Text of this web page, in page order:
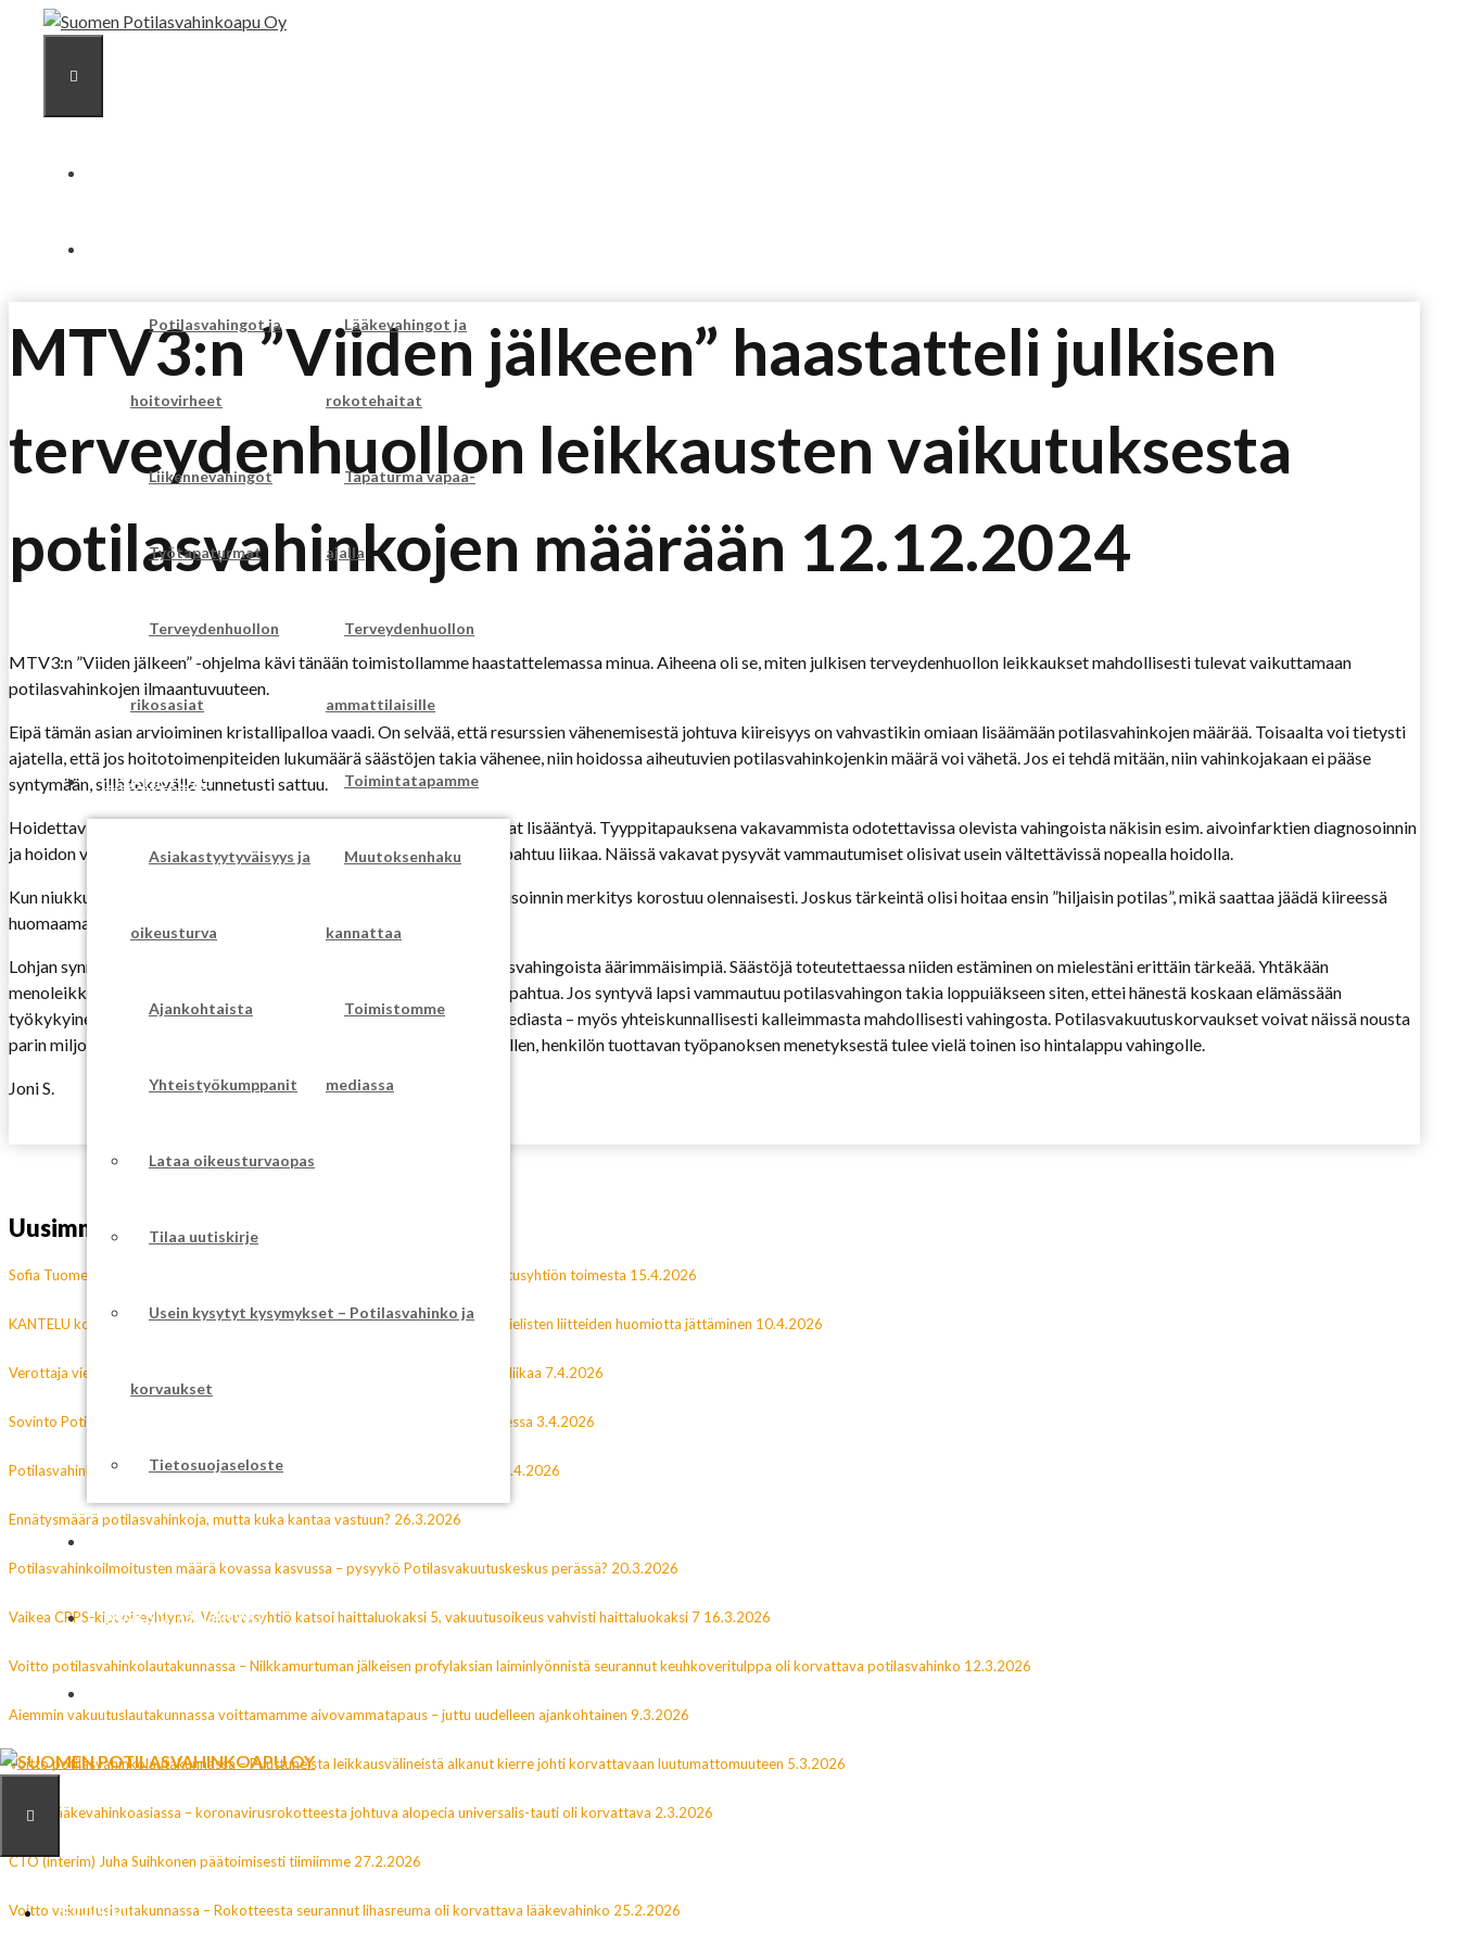
Siirry sisältöön
Potilasvahingot ja
hoitovirheet
Lääkevahingot ja
rokotehaitat
Liikennevahingot Tapaturma vapaa-
ajalla
Työtapaturmat
Terveydenhuollon
ammattilaisille
Terveydenhuollon
rikosasiat
Toimintatapamme
LISÄTIETOA
Asiakastyytyväisyys ja
oikeusturva
Muutoksenhaku
kannattaa
Ajankohtaista Toimistomme
mediassa
Yhteistyökumppanit
Lataa oikeusturvaopas
Tilaa uutiskirje
Usein kysytyt kysymykset – Potilasvahinko ja
korvaukset
Tietosuojaseloste
MAKSUTON ARVIO
ETUSIVU
MTV3:n ”Viiden jälkeen” haastatteli julkisen
terveydenhuollon leikkausten vaikutuksesta
potilasvahinkojen määrään 12.12.2024
MTV3:n ”Viiden jälkeen” -ohjelma kävi tänään toimistollamme haastattelemassa minua. Aiheena oli se, miten julkisen terveydenhuollon leikkaukset mahdollisesti tulevat vaikuttamaan
potilasvahinkojen ilmaantuvuuteen.
Eipä tämän asian arvioiminen kristallipalloa vaadi. On selvää, että resurssien vähenemisestä johtuva kiireisyys on vahvastikin omiaan lisäämään potilasvahinkojen määrää. Toisaalta voi tietysti
ajatella, että jos hoitotoimenpiteiden lukumäärä säästöjen takia vähenee, niin hoidossa aiheutuvien potilasvahinkojenkin määrä voi vähetä. Jos ei tehdä mitään, niin vahinkojakaan ei pääse
syntymään, sillä tekevälle tunnetusti sattuu.
Hoidettavien sairauksien diagnoosien viivästymistapaukset saattavat lisääntyä. Tyyppitapauksena vakavammista odotettavissa olevista vahingoista näkisin esim. aivoinfarktien diagnosoinnin
ja hoidon viivästymisestä johtuvat vahingot, joita nykyiselläänkin tapahtuu liikaa. Näissä vakavat pysyvät vammautumiset olisivat usein vältettävissä nopealla hoidolla.
Kun niukkuutta joudutaan jakamaan, potilaiden asianmukaisen priorisoinnin merkitys korostuu olennaisesti. Joskus tärkeintä olisi hoitaa ensin ”hiljaisin potilas”, mikä saattaa jäädä kiireessä
huomaamatta.
Lohjan synnytyssairaala suljettiin juuri. Synnytysvahingot ovat potilasvahingoista äärimmäisimpiä. Säästöjä toteutettaessa niiden estäminen on mielestäni erittäin tärkeää. Yhtäkään
menoleikkauksista johtuvaa ylimääräistä synnytysvahinkoa ei saa tapahtua. Jos syntyvä lapsi vammautuu potilasvahingon takia loppuiäkseen siten, ettei hänestä koskaan elämässään
työkykyinen, kyse on usein – paitsi äärimmäisestä inhimillisestä tragediasta – myös yhteiskunnallisesti kalleimmasta mahdollisesti vahingosta. Potilasvakuutuskorvaukset voivat näissä nousta
parin miljoonan euron luokkaan, ja lisäksi kansantaloudellisesti ajatellen, henkilön tuottavan työpanoksen menetyksestä tulee vielä toinen iso hintalappu vahingolle.
Joni S.
Uusimmat blogit
Sofia Tuomen tapaus järkyttävä esimerkki vammautuneen piinaamisesta vakuutusyhtiön toimesta 15.4.2026
KANTELU koskien LIIPOn liikennevahinko-osaston menettelytapoja, englanninkielisten liitteiden huomiotta jättäminen 10.4.2026
Verottaja vie henkilövahingoissa vammautuneiden ansionmenetyskorvauksista liikaa 7.4.2026
Sovinto Potilasvakuutuskeskuksen kanssa ansionmenetysasiassa käräjäoikeudessa 3.4.2026
Potilasvahinkoilmoituksia ennätysmäärä – onko ”valtakunnassa kaikki hyvin”? 1.4.2026
Ennätysmäärä potilasvahinkoja, mutta kuka kantaa vastuun? 26.3.2026
Potilasvahinkoilmoitusten määrä kovassa kasvussa – pysyykö Potilasvakuutuskeskus perässä? 20.3.2026
Vaikea CRPS-kipuoireyhtymä. Vakuutusyhtiö katsoi haittaluokaksi 5, vakuutusoikeus vahvisti haittaluokaksi 7 16.3.2026
Voitto potilasvahinkolautakunnassa – Nilkkamurtuman jälkeisen profylaksian laiminlyönnistä seurannut keuhkoveritulppa oli korvattava potilasvahinko 12.3.2026
Aiemmin vakuutuslautakunnassa voittamamme aivovammatapaus – juttu uudelleen ajankohtainen 9.3.2026
Voitto potilasvahinkolautakunnassa – Puuttuneista leikkausvälineistä alkanut kierre johti korvattavaan luutumattomuuteen 5.3.2026
Voitto lääkevahinkoasiassa – koronavirusrokotteesta johtuva alopecia universalis-tauti oli korvattava 2.3.2026
CTO (interim) Juha Suihkonen päätoimisesti tiimiimme 27.2.2026
Voitto vakuutuslautakunnassa – Rokotteesta seurannut lihasreuma oli korvattava lääkevahinko 25.2.2026